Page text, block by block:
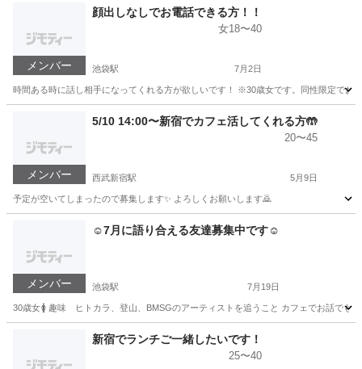
池袋駅 ゲーム/アプリ
メンバー
顔出しなしでお電話できる方！！
女18〜40
池袋駅 7月2日
時間ある時に話し相手になってくれる方が欲しいです！ ※30歳女です。同性限定でお
その他 顔出し
メンバー
5/10 14:00〜新宿でカフェ活してくれる方🤲
20〜45
西武新宿駅 5月9日
予定が空いてしまったので募集します✨ よろしくお願いします🙇
西武新宿駅 その他
メンバー
☺️7月に語り合える友達募集中です☺️
池袋駅 7月19日
30歳女🚺 趣味 ヒトカラ、登山、BMSGのアーティストを追うこと カフェでお話でも
池袋駅 友達
新宿でランチご一緒したいです！
25〜40